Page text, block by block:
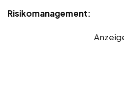
Risikomanagement: